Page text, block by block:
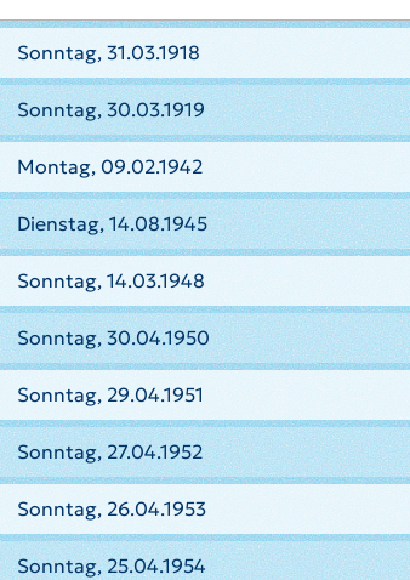
Sonntag, 31.03.1918
Sonntag, 30.03.1919
Montag, 09.02.1942
Dienstag, 14.08.1945
Sonntag, 14.03.1948
Sonntag, 30.04.1950
Sonntag, 29.04.1951
Sonntag, 27.04.1952
Sonntag, 26.04.1953
Sonntag, 25.04.1954